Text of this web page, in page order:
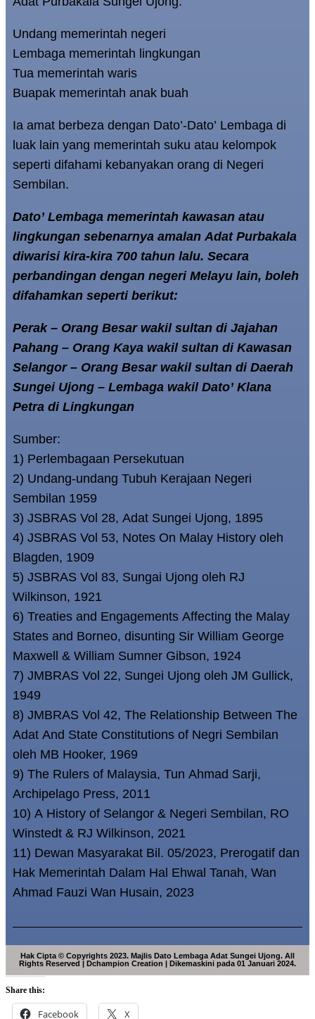
Undang memerintah negeri
Lembaga memerintah lingkungan
Tua memerintah waris
Buapak memerintah anak buah
Ia amat berbeza dengan Dato’-Dato’ Lembaga di
luak lain yang memerintah suku atau kelompok
seperti difahami kebanyakan orang di Negeri
Sembilan.
Dato’ Lembaga memerintah kawasan atau
lingkungan sebenarnya amalan Adat Purbakala
diwarisi kira-kira 700 tahun lalu. Secara
perbandingan dengan negeri Melayu lain, boleh
difahamkan seperti berikut:
Perak – Orang Besar wakil sultan di Jajahan
Pahang – Orang Kaya wakil sultan di Kawasan
Selangor – Orang Besar wakil sultan di Daerah
Sungei Ujong – Lembaga wakil Dato’ Klana
Petra di Lingkungan
Sumber:
1) Perlembagaan Persekutuan
2) Undang-undang Tubuh Kerajaan Negeri
Sembilan 1959
3) JSBRAS Vol 28, Adat Sungei Ujong, 1895
4) JSBRAS Vol 53, Notes On Malay History oleh
Blagden, 1909
5) JSBRAS Vol 83, Sungai Ujong oleh RJ
Wilkinson, 1921
6) Treaties and Engagements Affecting the Malay
States and Borneo, disunting Sir William George
Maxwell & William Sumner Gibson, 1924
7) JMBRAS Vol 22, Sungei Ujong oleh JM Gullick,
1949
8) JMBRAS Vol 42, The Relationship Between The
Adat And State Constitutions of Negri Sembilan
oleh MB Hooker, 1969
9) The Rulers of Malaysia, Tun Ahmad Sarji,
Archipelago Press, 2011
10) A History of Selangor & Negeri Sembilan, RO
Winstedt & RJ Wilkinson, 2021
11) Dewan Masyarakat Bil. 05/2023, Prerogatif dan
Hak Memerintah Dalam Hal Ehwal Tanah, Wan
Ahmad Fauzi Wan Husain, 2023
Hak Cipta © Copyrights 2023. Majlis Dato Lembaga Adat Sungei Ujong. All
Rights Reserved | Dchampion Creation | Dikemaskini pada 01 Januari 2024.
Share this:
Facebook X